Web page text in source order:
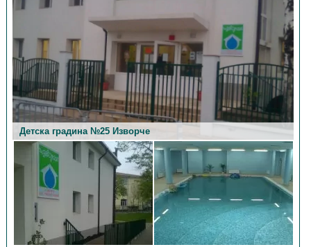
Детска градина №25 Изворче
Детска градина №25 Изворче